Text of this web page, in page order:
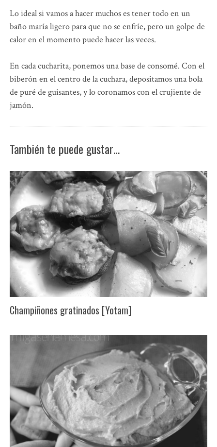
Lo ideal si vamos a hacer muchos es tener todo en un
baño maría ligero para que no se enfríe, pero un golpe de
calor en el momento puede hacer las veces.
En cada cucharita, ponemos una base de consomé. Con el
biberón en el centro de la cuchara, depositamos una bola
de puré de guisantes, y lo coronamos con el crujiente de
jamón.
También te puede gustar…
Champiñones gratinados [Yotam]